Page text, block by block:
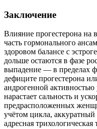
Заключение
Влияние прогестерона на
часть гормонального
здоровом балансе с
дольше остаются в фазе
выпадение — в пределах
дефиците прогестерона
андрогенной активностью
нарастает сальность и
предрасположенных
учётом цикла,
адресная